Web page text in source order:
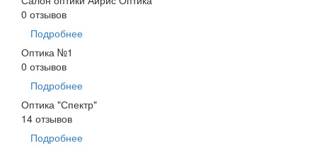
0 отзывов
Подробнее
Оптика №1
0 отзывов
Подробнее
Оптика "Спектр"
14 отзывов
Подробнее